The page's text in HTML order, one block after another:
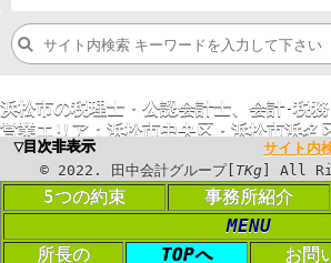
▼目次非表示
サイト内
© 2022 . 田中会計グループ[ TKg ] All
5つの約束 事務所紹介
MENU
所長の
TOPへ お問
浜松市の税理士・公認会計士、会計･税
営業エリア： 浜松市中央区 ・浜松市浜名
©2023. 田中会計グループ[ TKg] All
Reserved.
PC表示に切り替える